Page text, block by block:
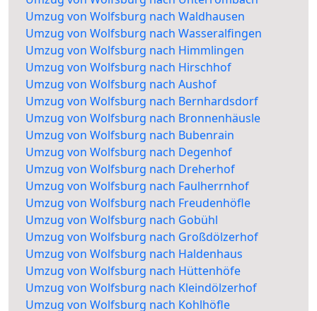
Umzug von Wolfsburg nach Waldhausen
Umzug von Wolfsburg nach Wasseralfingen
Umzug von Wolfsburg nach Himmlingen
Umzug von Wolfsburg nach Hirschhof
Umzug von Wolfsburg nach Aushof
Umzug von Wolfsburg nach Bernhardsdorf
Umzug von Wolfsburg nach Bronnenhäusle
Umzug von Wolfsburg nach Bubenrain
Umzug von Wolfsburg nach Degenhof
Umzug von Wolfsburg nach Dreherhof
Umzug von Wolfsburg nach Faulherrnhof
Umzug von Wolfsburg nach Freudenhöfle
Umzug von Wolfsburg nach Gobühl
Umzug von Wolfsburg nach Großdölzerhof
Umzug von Wolfsburg nach Haldenhaus
Umzug von Wolfsburg nach Hüttenhöfe
Umzug von Wolfsburg nach Kleindölzerhof
Umzug von Wolfsburg nach Kohlhöfle